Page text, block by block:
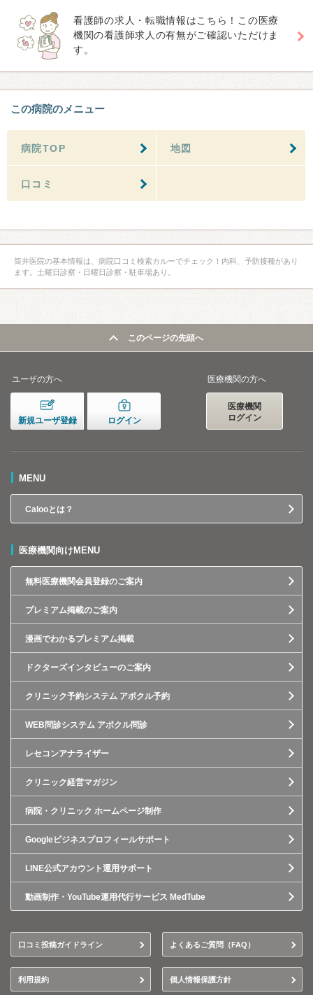
看護師の求人・転職情報はこちら！この医療
機関の看護師求人の有無がご確認いただけま
す。
この病院のメニュー
病院TOP 地図
口コミ
筒井医院の基本情報は、病院口コミ検索カルーでチェック！内科、予防接種があり
ます。土曜日診察・日曜日診察・駐車場あり。
このページの先頭へ
ユーザの方へ
新規ユーザ登録 ログイン
医療機関の方へ
医療機関
ログイン
MENU
Calooとは？
医療機関向けMENU
無料医療機関会員登録のご案内
プレミアム掲載のご案内
漫画でわかるプレミアム掲載
ドクターズインタビューのご案内
クリニック予約システム アポクル予約
WEB問診システム アポクル問診
レセコンアナライザー
クリニック経営マガジン
病院・クリニック ホームページ制作
Googleビジネスプロフィールサポート
LINE公式アカウント運用サポート
動画制作・YouTube運用代行サービス MedTube
口コミ投稿ガイドライン よくあるご質問（FAQ）
利用規約 個人情報保護方針